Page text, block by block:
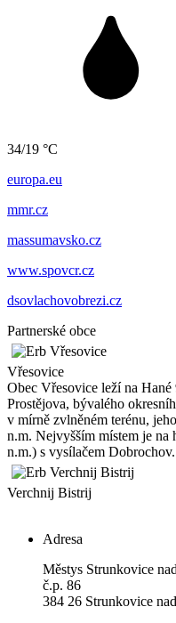
34/19 °C
europa.eu
mmr.cz
massumavsko.cz
www.spovcr.cz
dsovlachovobrezi.cz
Partnerské obce
Vřesovice
Obec Vřesovice leží na Hané
Prostějova, bývalého
v mírně zvlněném terénu,
n.m. Nejvyšším místem je na
n.m.) s vysílačem Dobrochov.
Verchnij Bistrij
Adresa
Městys Strunkovice
č.p. 86
384 26 Strunkovice